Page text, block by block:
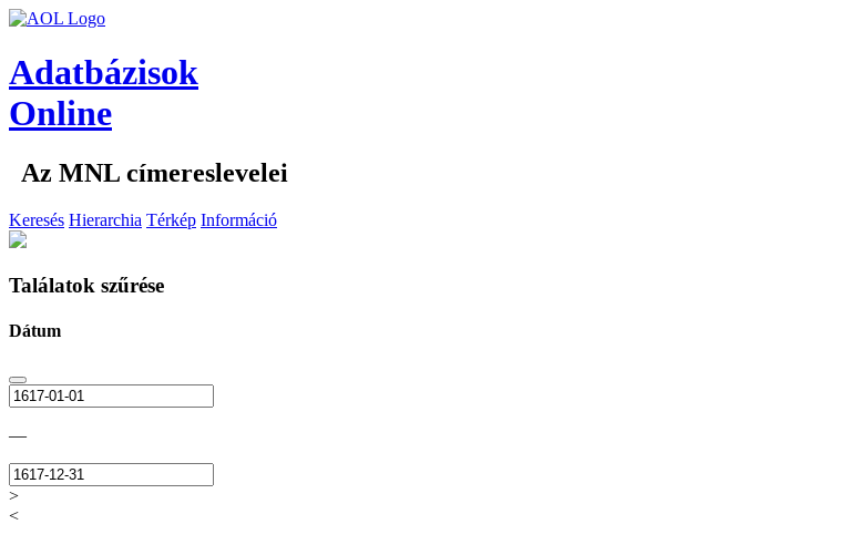
Adatbázisok
Online
Az MNL címereslevelei
Keresés Hierarchia Térkép Információ
Találatok szűrése
Dátum
—
>
<